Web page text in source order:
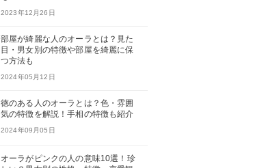
2023年12月26日
部屋が綺麗な人のオーラとは？見た
目・男女別の特徴や部屋を綺麗に保
つ方法も
2024年05月12日
徳のある人のオーラとは？色・雰囲
気の特徴を解説！手相の特徴も紹介
2024年09月05日
オーラがピンクの人の意味10選！珍